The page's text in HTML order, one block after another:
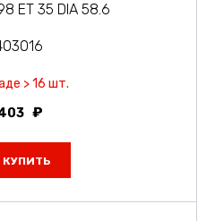
ET 35 DIA 58.6
> 16 шт.
КУПИТЬ